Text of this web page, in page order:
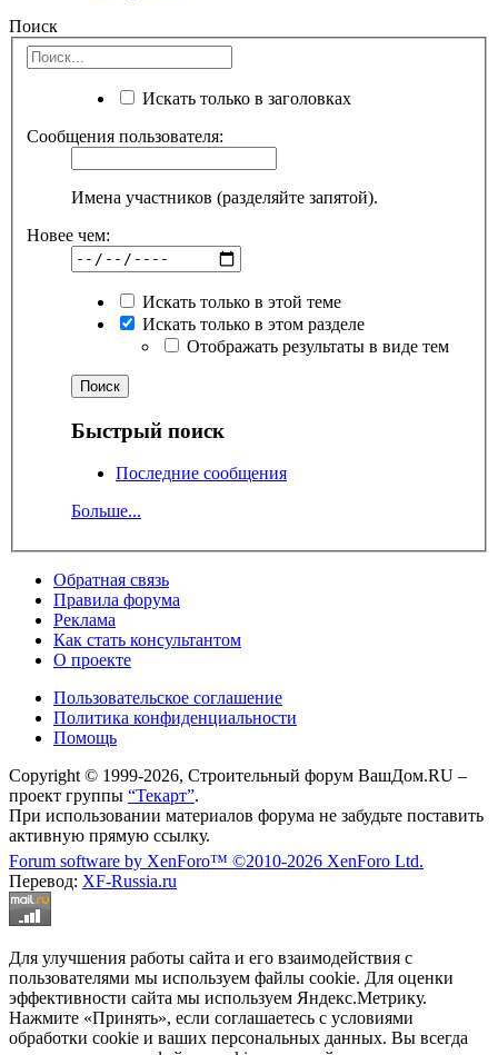
Поиск
Искать только в заголовках
Сообщения пользователя:
Имена участников (разделяйте запятой).
Новее чем:
Искать только в этой теме
Искать только в этом разделе
Отображать результаты в виде тем
Быстрый поиск
Последние сообщения
Больше...
Обратная связь
Правила форума
Реклама
Как стать консультантом
О проекте
Пользовательское соглашение
Политика конфиденциальности
Помощь
Copyright © 1999-2026, Строительный форум ВашДом.RU –
проект группы “Текарт”.
При использовании материалов форума не забудьте поставить
активную прямую ссылку.
Forum software by XenForo™ ©2010-2026 XenForo Ltd.
Перевод: XF-Russia.ru
Для улучшения работы сайта и его взаимодействия с
пользователями мы используем файлы cookie. Для оценки
эффективности сайта мы используем Яндекс.Метрику.
Нажмите «Принять», если соглашаетесь с условиями
обработки cookie и ваших персональных данных. Вы всегда